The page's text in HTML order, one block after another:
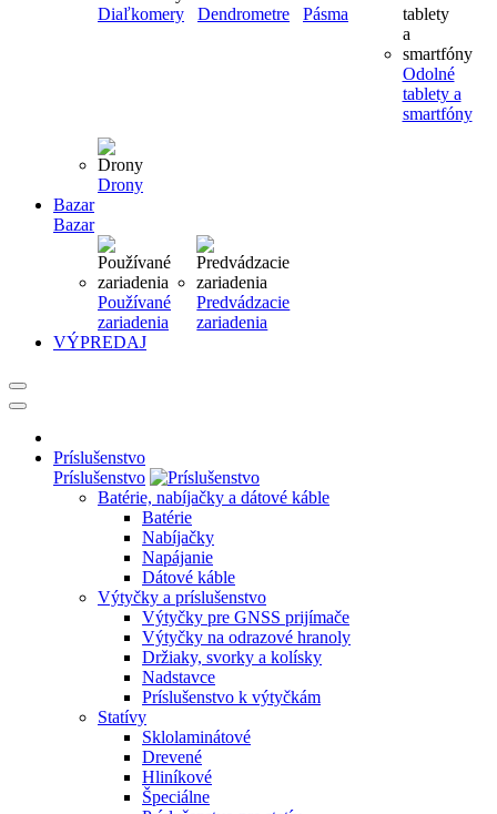
Diaľkomery Dendrometre Pásma
Odolné
tablety a
smartfóny
Drony
Bazar
Bazar
Používané
zariadenia
Predvádzacie
zariadenia
VÝPREDAJ
Príslušenstvo
Príslušenstvo
Batérie, nabíjačky a dátové káble
Batérie
Nabíjačky
Napájanie
Dátové káble
Výtyčky a príslušenstvo
Výtyčky pre GNSS prijímače
Výtyčky na odrazové hranoly
Držiaky, svorky a kolísky
Nadstavce
Príslušenstvo k výtyčkám
Statívy
Sklolaminátové
Drevené
Hliníkové
Špeciálne